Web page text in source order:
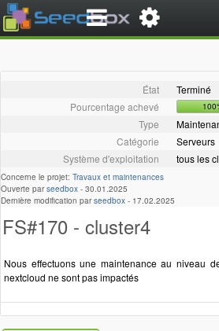
État
Terminé
Pourcentage achevé
Type
Catégorie
Serveurs
Système d'exploitation
tous les
Concerne le projet: Travaux et maintenances
Ouverte parseedbox - 30.01.2025
Dernière modification parseedbox - 17.02.2025
FS#170 - cluster4
Nous effectuons une maintenance au niveau
nextcloud ne sont pas impactés